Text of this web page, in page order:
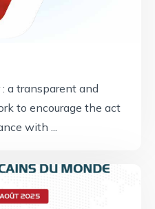
a transparent and
to encourage the act
with ...